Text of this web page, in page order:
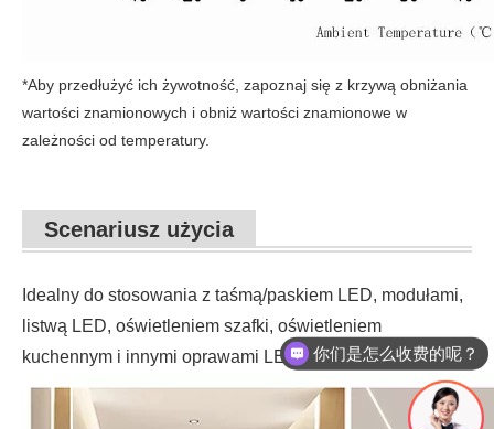
*Aby przedłużyć ich żywotność, zapoznaj się z krzywą obniżania
wartości znamionowych i obniż wartości znamionowe w
zależności od temperatury.
Scenariusz użycia
Idealny do stosowania z taśmą/paskiem LED, modułami,
listwą LED, oświetleniem szafki, oświetleniem
kuchennym i innymi oprawami LED.
你们是怎么收费的呢？
现在有优惠活动么？